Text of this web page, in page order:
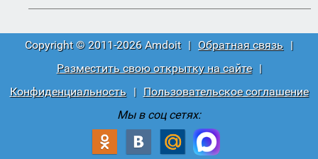
Copyright © 2011-2026 Amdoit | Обратная связь |
Разместить свою открытку на сайте
|
Конфиденциальность
|
Пользовательское соглашение
Мы в соц сетях: